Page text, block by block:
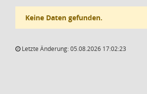
Keine Daten gefunden.
Letzte Änderung: 05.08.2026 17:02:23